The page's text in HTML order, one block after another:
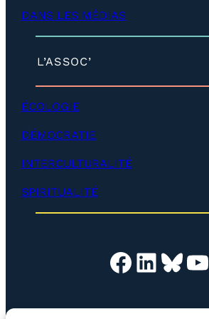
p
DANS LES MÉDIAS
L’ASSOC’
é
l
o
p
e
r
)
ÉCOLOGIE
DÉMOCRATIE
INTERCULTURALITÉ
SPIRITUALITÉ
Facebook LinkedIn Bluesky YouTube